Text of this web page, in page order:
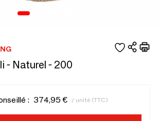
- Naturel - 200
: 374,95 € / unité (TTC)